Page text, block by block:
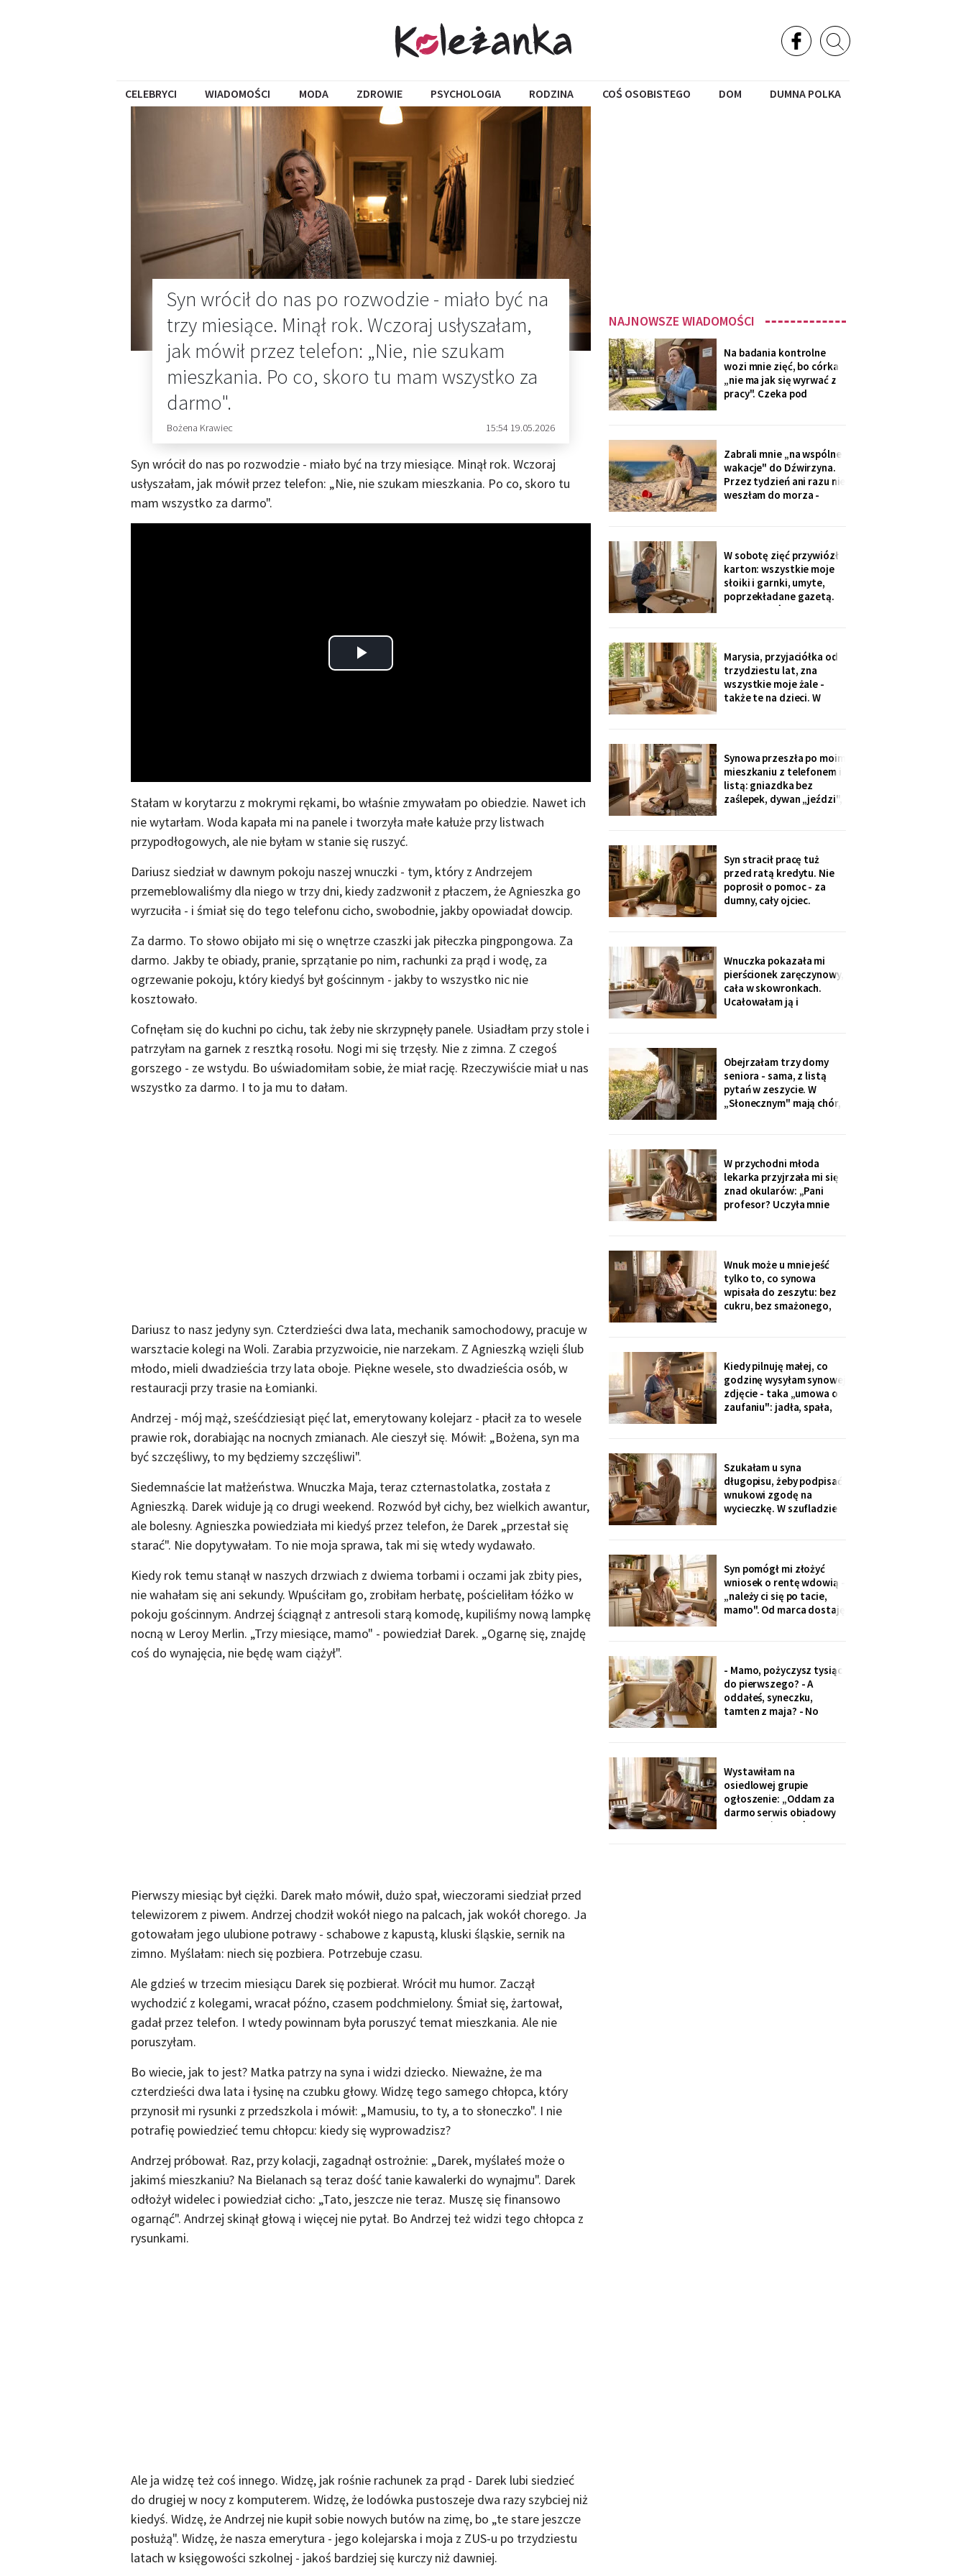
CELEBRYCI WIADOMOŚCI MODA ZDROWIE PSYCHOLOGIA RODZINA COŚ OSOBISTEGO DOM DUMNA POLKA
Syn wrócił do nas po rozwodzie - miało być na
trzy miesiące. Minął rok. Wczoraj usłyszałam,
jak mówił przez telefon: „Nie, nie szukam
mieszkania. Po co, skoro tu mam wszystko za
darmo".
Bożena Krawiec 15:54 19.05.2026
Syn wrócił do nas po rozwodzie - miało być na trzy miesiące. Minął rok. Wczoraj
usłyszałam, jak mówił przez telefon: „Nie, nie szukam mieszkania. Po co, skoro tu
mam wszystko za darmo".
Play
Stałam w korytarzu z mokrymi rękami, bo właśnie zmywałam po obiedzie. Nawet ich
nie wytarłam. Woda kapała mi na panele i tworzyła małe kałuże przy listwach
przypodłogowych, ale nie byłam w stanie się ruszyć.
Dariusz siedział w dawnym pokoju naszej wnuczki - tym, który z Andrzejem
przemeblowaliśmy dla niego w trzy dni, kiedy zadzwonił z płaczem, że Agnieszka go
wyrzuciła - i śmiał się do tego telefonu cicho, swobodnie, jakby opowiadał dowcip.
Za darmo. To słowo obijało mi się o wnętrze czaszki jak piłeczka pingpongowa. Za
darmo. Jakby te obiady, pranie, sprzątanie po nim, rachunki za prąd i wodę, za
ogrzewanie pokoju, który kiedyś był gościnnym - jakby to wszystko nic nie
kosztowało.
Cofnęłam się do kuchni po cichu, tak żeby nie skrzypnęły panele. Usiadłam przy stole i
patrzyłam na garnek z resztką rosołu. Nogi mi się trzęsły. Nie z zimna. Z czegoś
gorszego - ze wstydu. Bo uświadomiłam sobie, że miał rację. Rzeczywiście miał u nas
wszystko za darmo. I to ja mu to dałam.
Dariusz to nasz jedyny syn. Czterdzieści dwa lata, mechanik samochodowy, pracuje w
warsztacie kolegi na Woli. Zarabia przyzwoicie, nie narzekam. Z Agnieszką wzięli ślub
młodo, mieli dwadzieścia trzy lata oboje. Piękne wesele, sto dwadzieścia osób, w
restauracji przy trasie na Łomianki.
Andrzej - mój mąż, sześćdziesiąt pięć lat, emerytowany kolejarz - płacił za to wesele
prawie rok, dorabiając na nocnych zmianach. Ale cieszył się. Mówił: „Bożena, syn ma
być szczęśliwy, to my będziemy szczęśliwi".
Siedemnaście lat małżeństwa. Wnuczka Maja, teraz czternastolatka, została z
Agnieszką. Darek widuje ją co drugi weekend. Rozwód był cichy, bez wielkich awantur,
ale bolesny. Agnieszka powiedziała mi kiedyś przez telefon, że Darek „przestał się
starać". Nie dopytywałam. To nie moja sprawa, tak mi się wtedy wydawało.
Kiedy rok temu stanął w naszych drzwiach z dwiema torbami i oczami jak zbity pies,
nie wahałam się ani sekundy. Wpuściłam go, zrobiłam herbatę, pościeliłam łóżko w
pokoju gościnnym. Andrzej ściągnął z antresoli starą komodę, kupiliśmy nową lampkę
nocną w Leroy Merlin. „Trzy miesiące, mamo" - powiedział Darek. „Ogarnę się, znajdę
coś do wynajęcia, nie będę wam ciążył".
Pierwszy miesiąc był ciężki. Darek mało mówił, dużo spał, wieczorami siedział przed
telewizorem z piwem. Andrzej chodził wokół niego na palcach, jak wokół chorego. Ja
gotowałam jego ulubione potrawy - schabowe z kapustą, kluski śląskie, sernik na
zimno. Myślałam: niech się pozbiera. Potrzebuje czasu.
Ale gdzieś w trzecim miesiącu Darek się pozbierał. Wrócił mu humor. Zaczął
wychodzić z kolegami, wracał późno, czasem podchmielony. Śmiał się, żartował,
gadał przez telefon. I wtedy powinnam była poruszyć temat mieszkania. Ale nie
poruszyłam.
Bo wiecie, jak to jest? Matka patrzy na syna i widzi dziecko. Nieważne, że ma
czterdzieści dwa lata i łysinę na czubku głowy. Widzę tego samego chłopca, który
przynosił mi rysunki z przedszkola i mówił: „Mamusiu, to ty, a to słoneczko". I nie
potrafię powiedzieć temu chłopcu: kiedy się wyprowadzisz?
Andrzej próbował. Raz, przy kolacji, zagadnął ostrożnie: „Darek, myślałeś może o
jakimś mieszkaniu? Na Bielanach są teraz dość tanie kawalerki do wynajmu". Darek
odłożył widelec i powiedział cicho: „Tato, jeszcze nie teraz. Muszę się finansowo
ogarnąć". Andrzej skinął głową i więcej nie pytał. Bo Andrzej też widzi tego chłopca z
rysunkami.
Ale ja widzę też coś innego. Widzę, jak rośnie rachunek za prąd - Darek lubi siedzieć
do drugiej w nocy z komputerem. Widzę, że lodówka pustoszeje dwa razy szybciej niż
kiedyś. Widzę, że Andrzej nie kupił sobie nowych butów na zimę, bo „te stare jeszcze
posłużą". Widzę, że nasza emerytura - jego kolejarska i moja z ZUS-u po trzydziestu
latach w księgowości szkolnej - jakoś bardziej się kurczy niż dawniej.
NAJNOWSZE WIADOMOŚCI
Na badania kontrolne
wozi mnie zięć, bo córka
„nie ma jak się wyrwać z
pracy". Czeka pod
powiedział cicho: „niech
się mama na nią nie
gniewa. Ona zapomina, że
mama nie będzie
Zabrali mnie „na wspólne
wakacje" do Dźwirzyna.
Przez tydzień ani razu nie
weszłam do morza -
powrotnej syn zapytał: „i
jak, mamo, odpoczęłaś?".
Piasek przywiozłam tylko
w butach, z placu
W sobotę zięć przywiózł
karton: wszystkie moje
słoiki i garnki, umyte,
poprzekładane gazetą.
„Synowa mówi, że już nie
Dwadzieścia lat woziłam
im niedzielne obiady.
Karton stoi w
przedpokoju trzeci dzień
- nie
Marysia, przyjaciółka od
trzydziestu lat, zna
wszystkie moje żale -
także te na dzieci. W
córki, siedziała Marysia.
Mnie nie zaproszono.
Córka wyjaśniła krótko:
„Marysia tak
Synowa przeszła po moim
mieszkaniu z telefonem i
listą: gniazdka bez
zaślepek, dywan „jeździ",
przywozić". Zaślepki
kupiłam w poniedziałek.
Własną trójkę
wychowałam bez ani
jednej.
Syn stracił pracę tuż
przed ratą kredytu. Nie
poprosił o pomoc - za
dumny, cały ojciec.
prezent ślubny".
Wieczorem zadzwonił i
długo milczał w
słuchawce - pierwszy raz
od lat
Wnuczka pokazała mi
pierścionek zaręczynowy,
cała w skowronkach.
Ucałowałam ją i
go nie zamykaj". Zdziwiła
się, mama się obruszyła.
Kiedyś zrozumie - ja
zrozumiałam o
czterdzieści lat za
Obejrzałam trzy domy
seniora - sama, z listą
pytań w zeszycie. W
„Słonecznym" mają chór,
widokiem na sad i
podpisałam papiery.
Dzieciom powiem po
fakcie - niech raz
dowiedzą się ostatnie.
W przychodni młoda
lekarka przyjrzała mi się
znad okularów: „Pani
profesor? Uczyła mnie
ucałowała w oba policzki.
Córka wieczorem
zapytała tylko, czy przy
okazji wzięłam receptę
na
Wnuk może u mnie jeść
tylko to, co synowa
wpisała do zeszytu: bez
cukru, bez smażonego,
ogórkiem - nie umiałam
odmówić. Wieczorem
przyszła wiadomość:
„proszę traktować
zeszyt poważnie, inaczej
Kiedy pilnuję małej, co
godzinę wysyłam synowej
zdjęcie - taka „umowa o
zaufaniu": jadła, spała,
czternastej. Siedem
minut później dzwonił
telefon: „czemu nie ma
zdjęcia, coś się stało?!".
Babeczki
Szukałam u syna
długopisu, żeby podpisać
wnukowi zgodę na
wycieczkę. W szufladzie
ołówkiem: «od
stycznia?».
Syn pomógł mi złożyć
wniosek o rentę wdowią -
„należy ci się po tacie,
mamo". Od marca dostaję
to tatowe pieniądze, a
tata by chciał pomagać
nam, nie tobie".
- Mamo, pożyczysz tysiąc
do pierwszego? - A
oddałeś, syneczku,
tamten z maja? - No
później zadzwoniła
synowa. Zaczęła od tego,
że „babcia podobno robi
problemy".
Wystawiłam na
osiedlowej grupie
ogłoszenie: „Oddam za
darmo serwis obiadowy
na dwanaście osób,